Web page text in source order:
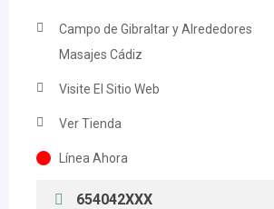
Campo de Gibraltar y Alrededores
Masajes Cádiz
Visite El Sitio Web
Ver Tienda
Línea Ahora
654042XXX